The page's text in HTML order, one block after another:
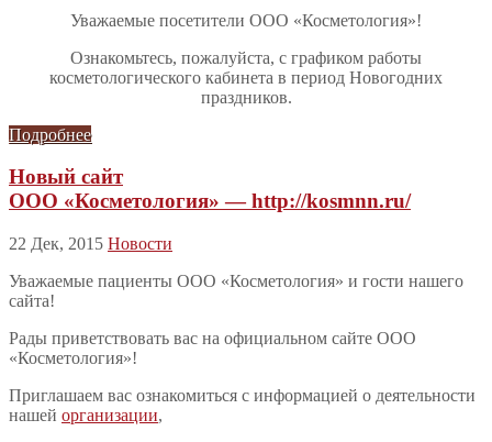
Уважаемые посетители ООО «Косметология»!
Ознакомьтесь, пожалуйста, с графиком работы
косметологического кабинета в период Новогодних
праздников.
Подробнее
Новый сайт
ООО «Косметология» — http://kosmnn.ru/
22 Дек, 2015 Новости
Уважаемые пациенты ООО «Косметология» и гости нашего
сайта!
Рады приветствовать вас на официальном сайте ООО
«Косметология»!
Приглашаем вас ознакомиться с информацией о деятельности
нашей организации,